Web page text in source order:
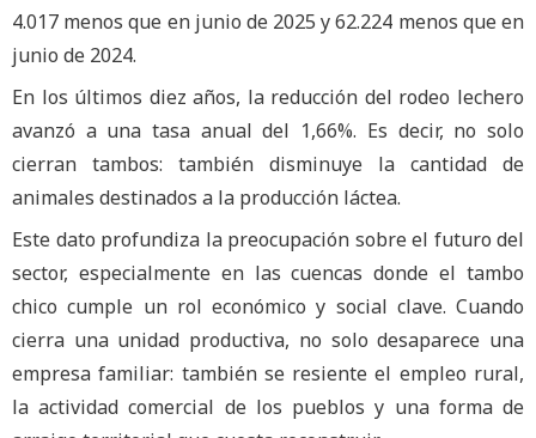
4.017 menos que en junio de 2025 y 62.224 menos que en
junio de 2024.
En los últimos diez años, la reducción del rodeo lechero
avanzó a una tasa anual del 1,66%. Es decir, no solo
cierran tambos: también disminuye la cantidad de
animales destinados a la producción láctea.
Este dato profundiza la preocupación sobre el futuro del
sector, especialmente en las cuencas donde el tambo
chico cumple un rol económico y social clave. Cuando
cierra una unidad productiva, no solo desaparece una
empresa familiar: también se resiente el empleo rural,
la actividad comercial de los pueblos y una forma de